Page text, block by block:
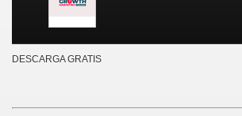
DESCARGA GRATIS